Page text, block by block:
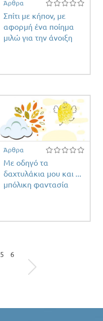
Άρθρα
Σπίτι με κήπον, με
αφορμή ένα ποίημα
μιλώ για την άνοιξη
Άρθρα
Με οδηγό τα
δαχτυλάκια μου και ...
μπόλικη φαντασία
5 6